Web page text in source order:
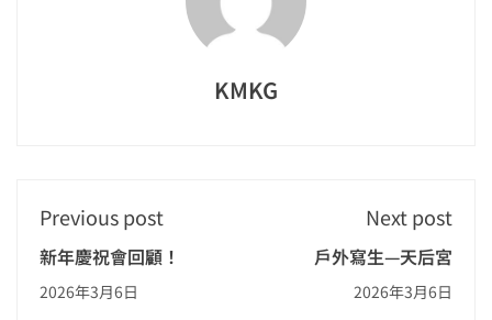
KMKG
Previous post
新年慶祝會回顧！
2026年3月6日
Next post
戶外寫生—天后宮
2026年3月6日